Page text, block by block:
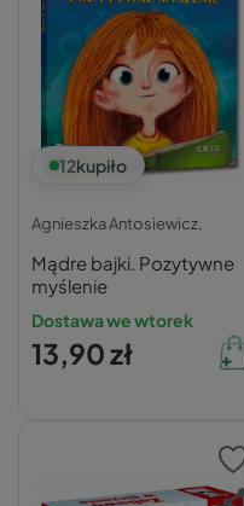
12kupiło
Agnieszka Antosiewicz,
Mądre bajki. Pozytywne
myślenie
Dostawa we wtorek
13,90 zł